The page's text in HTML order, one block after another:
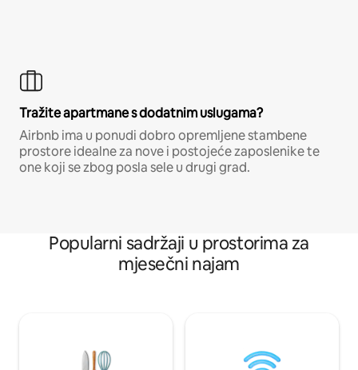
Tražite apartmane s dodatnim uslugama?
Airbnb ima u ponudi dobro opremljene stambene
prostore idealne za nove i postojeće zaposlenike te
one koji se zbog posla sele u drugi grad.
Popularni sadržaji u prostorima za
mjesečni najam